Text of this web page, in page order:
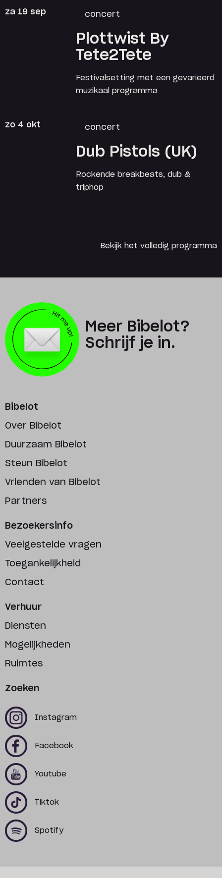
za 19 sep concert
Plottwist By
Tete2Tete
Festivalsetting met een gevarieerd
muzikaal programma
zo 4 okt concert
Dub Pistols (UK)
Rockende breakbeats, dub &
triphop
Bekijk het volledig programma
Meer Bibelot?
Schrijf je in.
Bibelot
Over Bibelot
Duurzaam Bibelot
Steun Bibelot
Vrienden van Bibelot
Partners
Bezoekersinfo
Veelgestelde vragen
Toegankelijkheid
Contact
Verhuur
Diensten
Mogelijkheden
Ruimtes
Zoeken
xx
Instagram
xx
Facebook
xx
Youtube
xx
Tiktok
xx
Spotify